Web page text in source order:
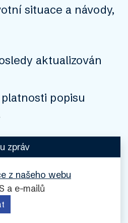
situace a návody,
aktualizován
popisu
zpráv
z našeho webu
a e-mailů